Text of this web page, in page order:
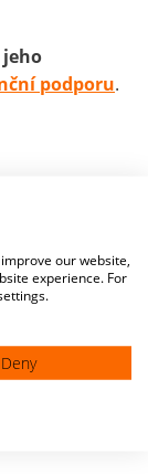
jeho
podporu.
our website,
experience. For
Deny